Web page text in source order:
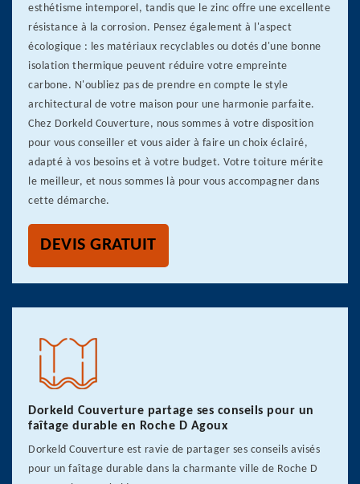
esthétisme intemporel, tandis que le zinc offre une excellente
résistance à la corrosion. Pensez également à l'aspect
écologique : les matériaux recyclables ou dotés d'une bonne
isolation thermique peuvent réduire votre empreinte
carbone. N'oubliez pas de prendre en compte le style
architectural de votre maison pour une harmonie parfaite.
Chez Dorkeld Couverture, nous sommes à votre disposition
pour vous conseiller et vous aider à faire un choix éclairé,
adapté à vos besoins et à votre budget. Votre toiture mérite
le meilleur, et nous sommes là pour vous accompagner dans
cette démarche.
DEVIS GRATUIT
Dorkeld Couverture partage ses conseils pour un
faîtage durable en Roche D Agoux
Dorkeld Couverture est ravie de partager ses conseils avisés
pour un faîtage durable dans la charmante ville de Roche D